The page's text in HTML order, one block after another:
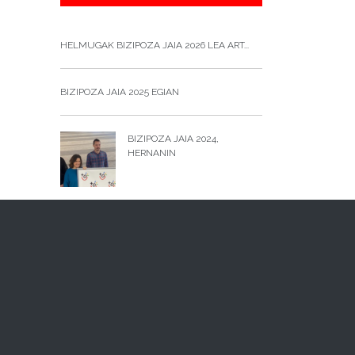
HELMUGAK BIZIPOZA JAIA 2026 LEA ART...
BIZIPOZA JAIA 2025 EGIAN
BIZIPOZA JAIA 2024,
HERNANIN